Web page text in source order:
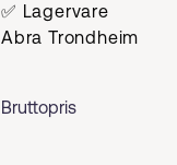
✅ Lagervare
Abra Trondheim
Bruttopris